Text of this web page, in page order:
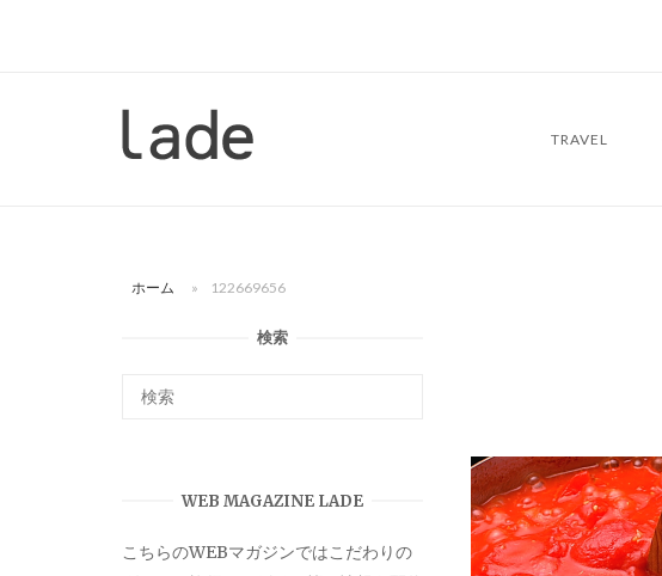
ー
TRAVEL
ホーム » 122669656
検索
WEB MAGAZINE LADE
こちらのWEBマガジンではこだわりの